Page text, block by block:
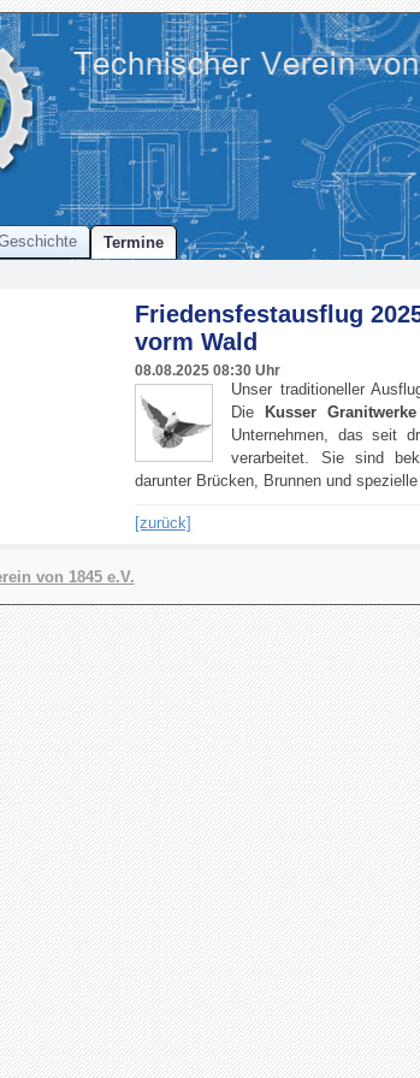
Termine
Friedensfestausflug
vorm Wald
08.08.2025 08:30 Uhr
Unser traditioneller
Die
Kusser Granitwerke
Unternehmen, das seit
verarbeitet. Sie sind
darunter Brücken, Brunnen und
[zurück]
von 1845 e.V.